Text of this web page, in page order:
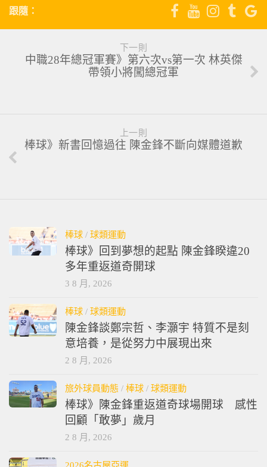
跟隨：
下一則
中職28年總冠軍賽》第六次vs第一次 林英傑
帶領小將闖總冠軍
上一則
棒球》新書回憶過往 陳金鋒不斷向媒體道歉
棒球 / 球類運動
棒球》回到夢想的起點 陳金鋒睽違20
多年重返道奇開球
3 8 月, 2026
棒球 / 球類運動
陳金鋒談鄭宗哲、李灝宇 特質不是刻
意培養，是從努力中展現出來
2 8 月, 2026
旅外球員動態 / 棒球 / 球類運動
棒球》陳金鋒重返道奇球場開球 感性
回顧「敢夢」歲月
2 8 月, 2026